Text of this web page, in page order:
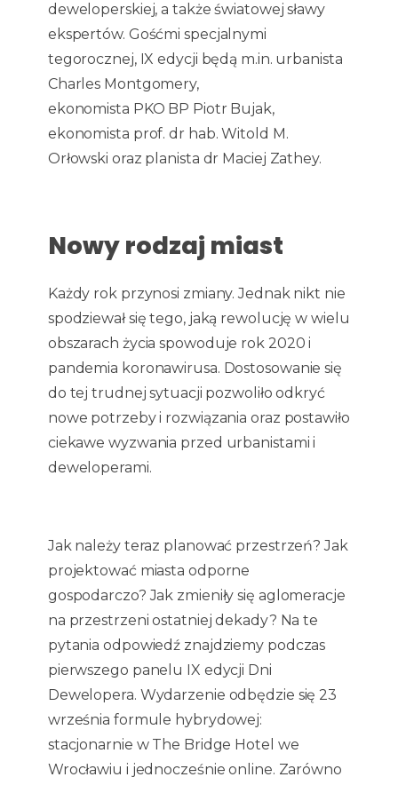
deweloperskiej, a także światowej sławy
ekspertów. Gośćmi specjalnymi
tegorocznej, IX edycji będą m.in. urbanista
Charles Montgomery,
ekonomista PKO BP Piotr Bujak,
ekonomista prof. dr hab. Witold M.
Orłowski oraz planista dr Maciej Zathey.
Nowy rodzaj miast
Każdy rok przynosi zmiany. Jednak nikt nie
spodziewał się tego, jaką rewolucję w wielu
obszarach życia spowoduje rok 2020 i
pandemia koronawirusa. Dostosowanie się
do tej trudnej sytuacji pozwoliło odkryć
nowe potrzeby i rozwiązania oraz postawiło
ciekawe wyzwania przed urbanistami i
deweloperami.
Jak należy teraz planować przestrzeń? Jak
projektować miasta odporne
gospodarczo? Jak zmieniły się aglomeracje
na przestrzeni ostatniej dekady? Na te
pytania odpowiedź znajdziemy podczas
pierwszego panelu IX edycji Dni
Dewelopera. Wydarzenie odbędzie się 23
września formule hybrydowej:
stacjonarnie w The Bridge Hotel we
Wrocławiu i jednocześnie online. Zarówno